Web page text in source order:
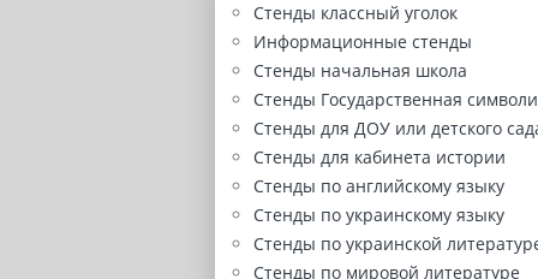
Стенды классный уголок
Информационные стенды
Стенды начальная школа
Стенды Государственная
Стенды для ДОУ или детского
Стенды для кабинета истории
Стенды по английскому языку
Стенды по украинскому языку
Стенды по украинской
Стенды по мировой литературе